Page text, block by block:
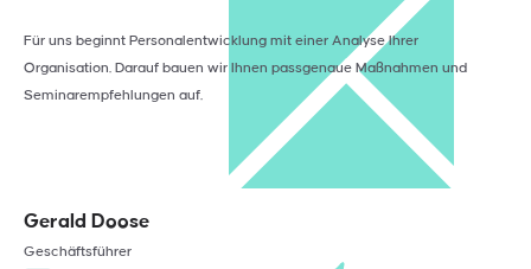
Für uns beginnt Personalentwicklung mit einer Analyse Ihrer
Organisation. Darauf bauen wir Ihnen passgenaue Maßnahmen und
Seminarempfehlungen auf.
Gerald Doose
Geschäftsführer